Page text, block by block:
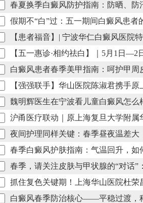
春夏换季白癜风防护指南：防晒、防
假期不“白”过：五一期间白癜风患者
【患者福音】| 宁波华仁白癜风医院
【五一惠诊·相约祛白】｜5月1日
白癜风患者春季美甲指南：呵护甲
【强强联手】华山医院陈淑君携手
魏明辉医生在宁波看儿童白癜风怎么
沪甬医疗联动｜原上海复旦大学附
夜间护理同样关键：春季昼夜温差
春季白癜风护肤指南：气温回升，如
春季，请关注皮肤与甲状腺的“对话
抓住复色关键期！上海华山医院杜
白癜风春季防治核心——平稳过渡，